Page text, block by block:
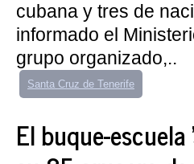
cubana y tres de
informado el
grupo organizado,..
Santa Cruz de Tenerife
El buque-